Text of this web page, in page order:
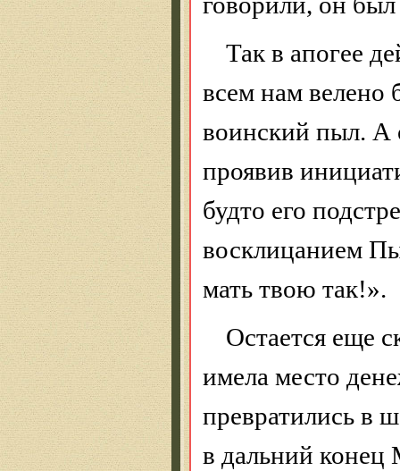
Так в апогее
всем нам велено
воинский пыл. А
проявив
будто его
восклицанием
мать твою так!».
Остается еще
имела место
превратились в
в дальний